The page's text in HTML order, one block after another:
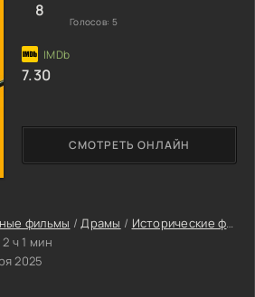
фильмы /Драмы / Исторические фильмы
2 ч 1 мин
2025
СМОТРЕТЬ ОНЛАЙН
8
Голосов: 5
7.30